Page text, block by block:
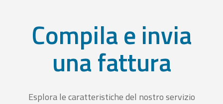
Compila e invia
una fattura
Esplora le caratteristiche del nostro servizio